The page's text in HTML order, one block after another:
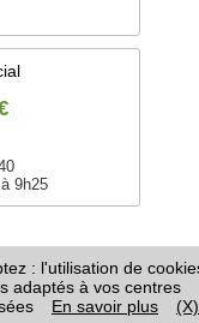
9h25
Légales /
: l'utilisation de
adaptés à vos centres
En savoir plus
(X)